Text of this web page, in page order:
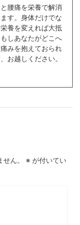
腰痛を栄養で解消
す。身体だけでな
養を変えれば大抵
しあなたがどこへ
みを抱えておられ
お越しください。
ん。 ※ が付いてい